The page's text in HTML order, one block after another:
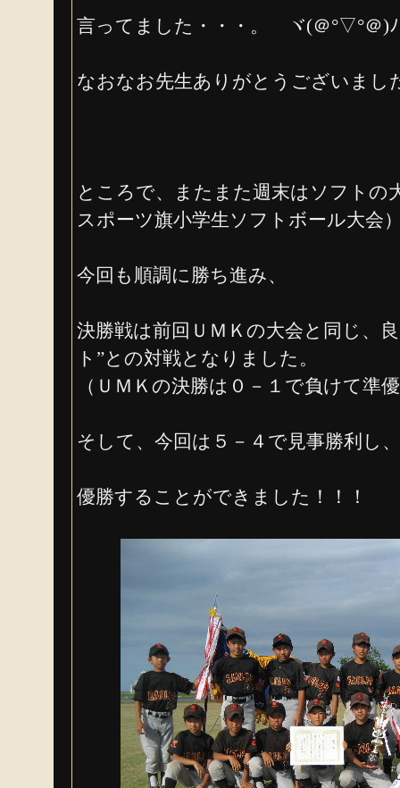
言ってました・・・。 ヾ(＠°▽°＠)
なおなお先生ありがとうございまし
ところで、またまた週末はソフトの
スポーツ旗小学生ソフトボール大会
今回も順調に勝ち進み、
決勝戦は前回ＵＭＫの大会と同じ、
ト”との対戦となりました。
（ＵＭＫの決勝は０－１で負けて準
そして、今回は５－４で見事勝利し、
優勝することができました！！！